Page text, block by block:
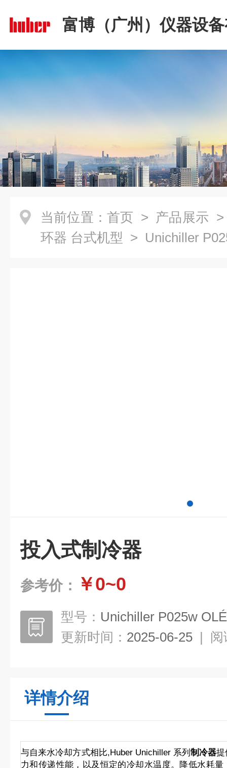
富博（广州）仪器设
司
当前位置： 首页 > 产品展示
环器 台式机型 > Unichiller
投入式制冷器
参考价： ￥0~0
型号： Unichiller P025w OLÉ
更新时间： 2025-06-25 | 阅
详情介绍
与自来水冷却方式相比,Huber Unichiller 系列制冷器提
力和传递性能，以及恒定的冷却水温度。降低水耗